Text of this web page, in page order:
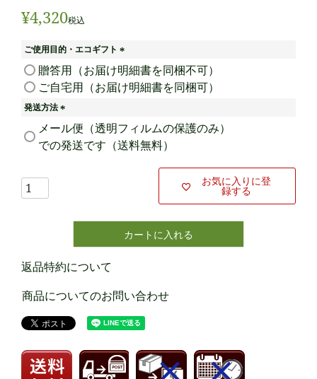
¥4,320税込
ご使用目的・エコギフト
(
必
須
贈答用（お届け明細書を同梱不可）
ご自宅用（お届け明細書を同梱可）
発送方法
(
必
須
メール便（透明フィルムの保護のみ）
での発送です（送料無料）
お気に入りに登
録する
カートに入れる
返品特約について
商品についてのお問い合わせ